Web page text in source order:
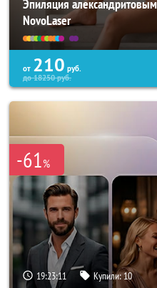
Эпиляция
NovoLaser
от 210 руб.
до18250руб.
-61%
19:23:07 Купили:10